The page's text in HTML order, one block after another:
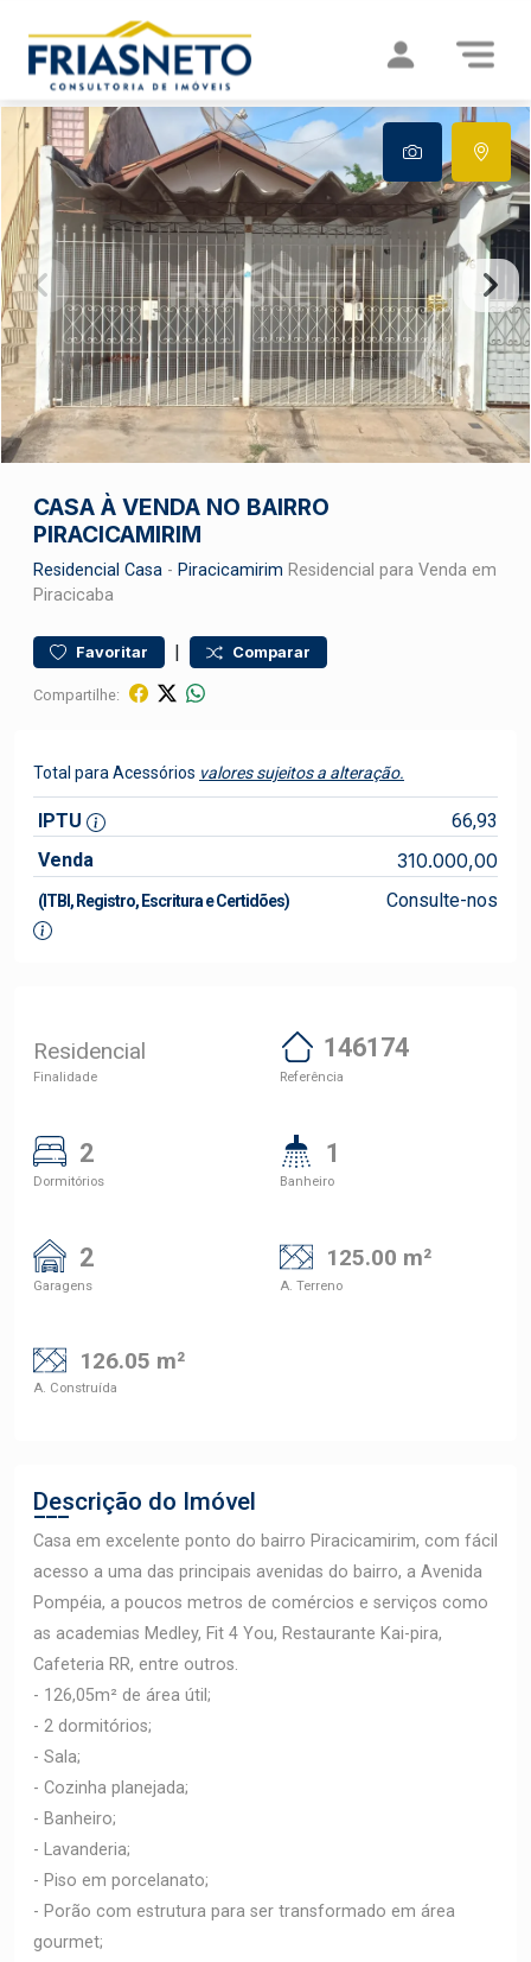
CASA À VENDA NO BAIRRO
PIRACICAMIRIM
Residencial Casa - Piracicamirim Residencial para Venda em
Piracicaba
Favoritar | Comparar
Compartilhe:
Total para Acessórios valores sujeitos a alteração.
IPTU
66,93
Venda
310.000,00
(ITBI, Registro, Escritura e Certidões) Consulte-nos
Residencial
Finalidade
146174
Referência
2
Dormitórios
1
Banheiro
2
Garagens
125.00 m²
A. Terreno
126.05 m²
A. Construída
Descrição do Imóvel
Casa em excelente ponto do bairro Piracicamirim, com fácil
acesso a uma das principais avenidas do bairro, a Avenida
Pompéia, a poucos metros de comércios e serviços como
as academias Medley, Fit 4 You, Restaurante Kai-pira,
Cafeteria RR, entre outros.
- 126,05m² de área útil;
- 2 dormitórios;
- Sala;
- Cozinha planejada;
- Banheiro;
- Lavanderia;
- Piso em porcelanato;
- Porão com estrutura para ser transformado em área
gourmet;